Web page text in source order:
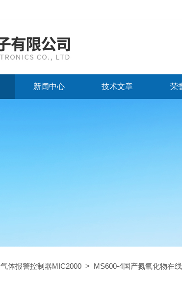
新闻中心 技术文章 荣
气体报警控制器MIC2000 > MS600-4国产氮氧化物在